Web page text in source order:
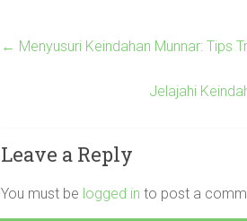
← Menyusuri Keindahan Munnar: Tips
Jelajahi
Leave a Reply
You must be logged in to post a